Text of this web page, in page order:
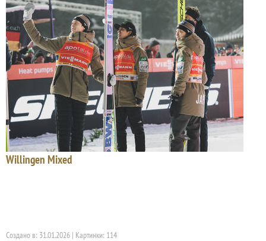
Willingen Mixed
Создано в: 31.01.2026 | Картинки: 114